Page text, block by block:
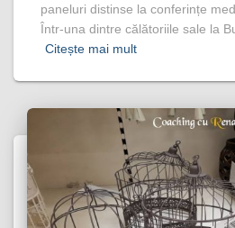
paneluri distinse la conferințe
Într-una dintre călătoriile sale la
Citește mai mult